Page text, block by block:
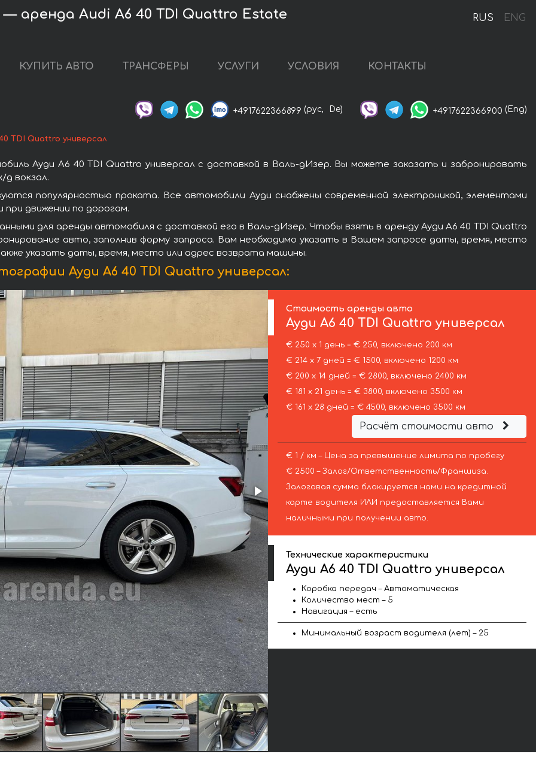
RUS ENG
аренда Audi A6 40 TDI Quattro Estate
КУПИТЬ АВТО ТРАНСФЕРЫ УСЛУГИ УСЛОВИЯ КОНТАКТЫ
+4917622366899 (рус, De) +4917622366900 (Eng)
TDI Quattro универсал
Ауди A6 40 TDI Quattro универсал с доставкой в Валь-дИзер. Вы можете заказать и забронировать
вокзал.
популярностью проката. Все автомобили Ауди снабжены современной электроникой, элементами
движении по дорогам.
для аренды автомобиля с доставкой его в Валь-дИзер. Чтобы взять в аренду Ауди A6 40 TDI Quattro
авто, заполнив форму запроса. Вам необходимо указать в Вашем запросе даты, время, место
указать даты, время, место или адрес возврата машины.
Ауди A6 40 TDI Quattro универсал:
Стоимость аренды авто
АудиA6 40 TDI Quattro универсал
€ 250 х 1 день = € 250, включено 200 км
€ 214 х 7 дней = € 1500, включено 1200 км
€ 200 х 14 дней = € 2800, включено 2400 км
€ 181 х 21 день = € 3800, включено 3500 км
€ 161 х 28 дней = € 4500, включено 3500 км
Расчёт стоимости авто
€ 1 / км – Цена за превышение лимита по пробегу
€ 2500 – Залог/Ответственность/Франшиза.
Залоговая сумма блокируется нами на кредитной
карте водителя ИЛИ предоставляется Вами
наличными при получении авто.
Технические характеристики
Ауди A6 40 TDI Quattro универсал
Коробка передач – Автоматическая
Количество мест – 5
Навигация – есть
Минимальный возраст водителя (лет) – 25